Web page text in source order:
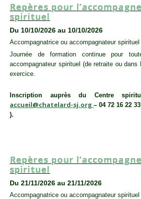
Repères pour
spirituel
Du 10/10/2026 au 10/10/2026
Accompagnatrice ou accompagnateur spirituel
Journée de formation continue pour
accompagnateur spirituel (de retraite ou dans
exercice.
Inscription auprès du Centre
accueil@chatelard-sj.org– 04 72 16 22
).
Repères pour
spirituel
Du 21/11/2026 au 21/11/2026
Accompagnatrice ou accompagnateur spirituel